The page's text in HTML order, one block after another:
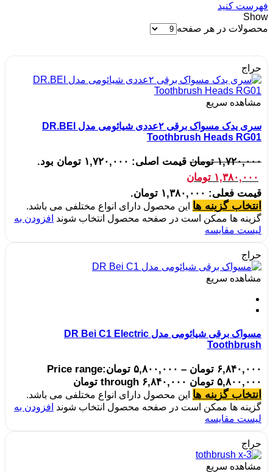
فهرست کنید
Show
محصولات در هر صفحه
حراج
مشاهده سریع
سری یدک مسواک برقی ۲عددی شیائومی مدل DR.BEI
Toothbrush Heads RG01
۱,۷۲۰,۰۰۰ تومان قیمت اصلی: ۱,۷۲۰,۰۰۰ تومان بود.
۱,۳۸۰,۰۰۰ تومان
قیمت فعلی: ۱,۳۸۰,۰۰۰ تومان.
انتخاب گزینه ها این محصول دارای انواع مختلفی می باشد.
گزینه ها ممکن است در صفحه محصول انتخاب شوند افزودن به
لیست مقایسه
حراج
مشاهده سریع
مسواک برقی شیائومی مدل DR Bei C1 Electric
Toothbrush
۶,۸۴۰,۰۰۰ تومان – ۵,۸۰۰,۰۰۰ تومانPrice range:
۵,۸۰۰,۰۰۰ تومان through ۶,۸۴۰,۰۰۰ تومان
انتخاب گزینه ها این محصول دارای انواع مختلفی می باشد.
گزینه ها ممکن است در صفحه محصول انتخاب شوند افزودن به
لیست مقایسه
حراج
مشاهده سریع